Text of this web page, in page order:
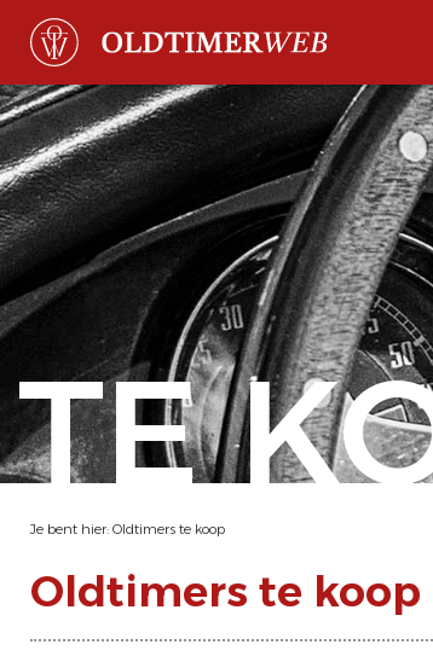
TE
Je bent hier: Oldtimers te koop
Oldtimers te koop